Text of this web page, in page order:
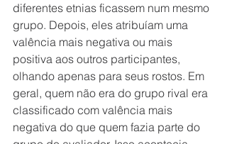
diferentes etnias ficassem num mesmo
grupo. Depois, eles atribuíam uma
valência mais negativa ou mais
positiva aos outros participantes,
olhando apenas para seus rostos. Em
geral, quem não era do grupo rival era
classificado com valência mais
negativa do que quem fazia parte do